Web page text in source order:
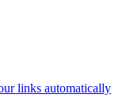
links automatically